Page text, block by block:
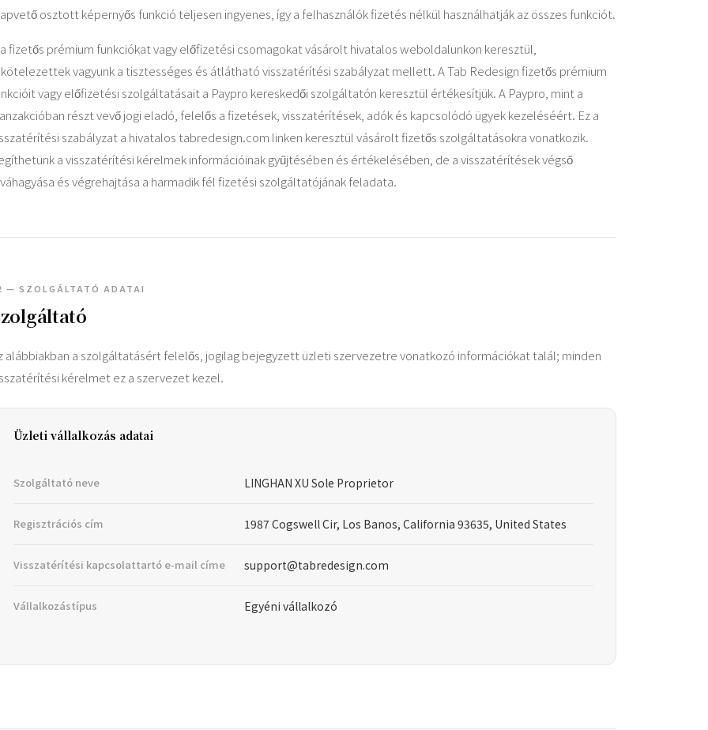
osztott képernyős funkció teljesen ingyenes, így a felhasználók fizetés nélkül használhatják az összes funkciót.
fizetős prémium funkciókat vagy előfizetési csomagokat vásárolt hivatalos weboldalunkon keresztül,
vagyunk a tisztességes és átlátható visszatérítési szabályzat mellett. A Tab Redesign fizetős prémium
vagy előfizetési szolgáltatásait a Paypro kereskedői szolgáltatón keresztül értékesítjük. A Paypro, mint a
részt vevő jogi eladó, felelős a fizetések, visszatérítések, adók és kapcsolódó ügyek kezeléséért. Ez a
szabályzat a hivatalos tabredesign.com linken keresztül vásárolt fizetős szolgáltatásokra vonatkozik.
a visszatérítési kérelmek információinak gyűjtésében és értékelésében, de a visszatérítések végső
és végrehajtása a harmadik fél fizetési szolgáltatójának feladata.
— SZOLGÁLTATÓ ADATAI
alábbiakban a szolgáltatásért felelős, jogilag bejegyzett üzleti szervezetre vonatkozó információkat talál; minden
kérelmet ez a szervezet kezel.
Üzleti vállalkozás adatai
Szolgáltató neve LINGHAN XU Sole Proprietor
Regisztrációs cím 1987 Cogswell Cir, Los Banos, California 93635, United States
Visszatérítési kapcsolattartó e-mail címe support@tabredesign.com
Vállalkozástípus Egyéni vállalkozó